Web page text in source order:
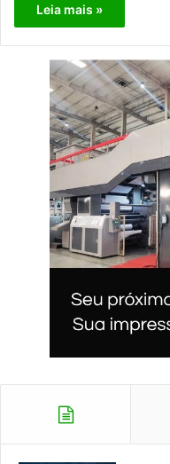
Leia mais »